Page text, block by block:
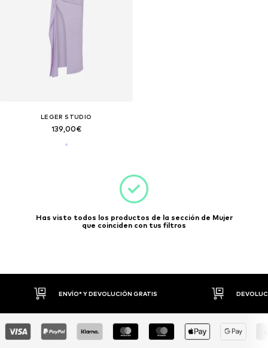
LEGER STUDIO
139,00€
Has visto todos los productos de la sección de Mujer
que coinciden con tus filtros
DEVOLUCIONES HASTA 30 DÍAS